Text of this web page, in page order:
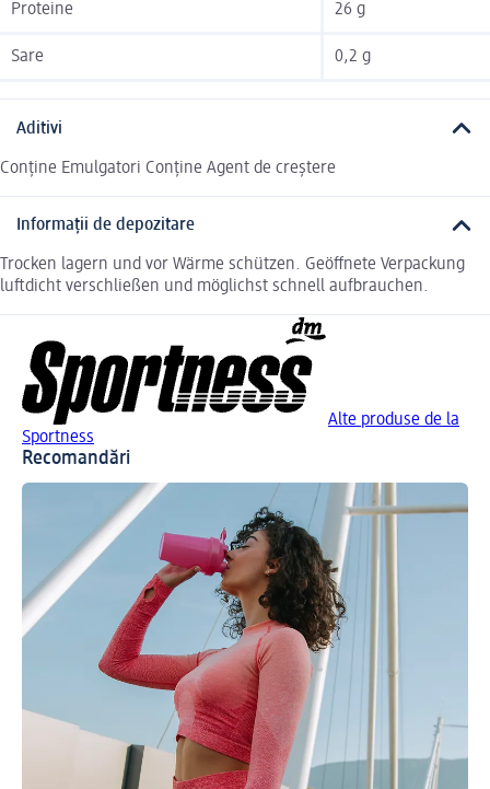
Proteine 26 g
Sare 0,2 g
Aditivi
Conține Emulgatori Conține Agent de creștere
Informații de depozitare
Trocken lagern und vor Wärme schützen. Geöffnete Verpackung
luftdicht verschließen und möglichst schnell aufbrauchen.
Alte produse de la
Sportness
Recomandări